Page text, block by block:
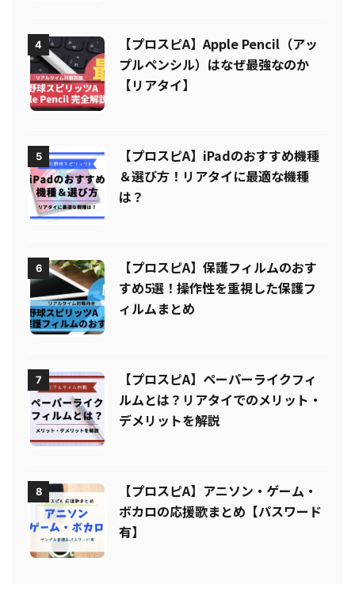
4
【プロスピA】Apple Pencil（アッ
プルペンシル）はなぜ最強なのか
【リアタイ】
5
【プロスピA】iPadのおすすめ機種
＆選び方！リアタイに最適な機種
は？
6
【プロスピA】保護フィルムのおす
すめ5選！操作性を重視した保護フ
ィルムまとめ
7
【プロスピA】ペーパーライクフィ
ルムとは？リアタイでのメリット・
デメリットを解説
8
【プロスピA】アニソン・ゲーム・
ボカロの応援歌まとめ【パスワード
有】